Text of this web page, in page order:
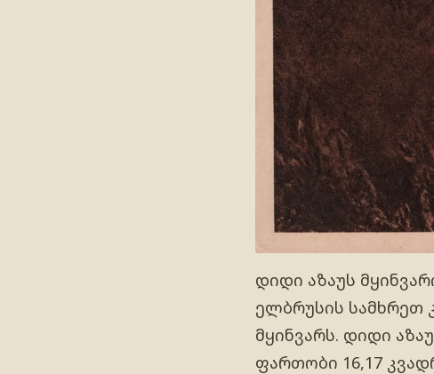
დიდი აზაუს
ელბრუსის სამხრეთ
მყინვარს. დიდი
ფართობი 16,17